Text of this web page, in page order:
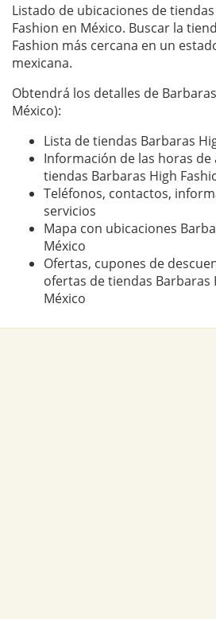
Listado de ubicaciones de
Fashion en México. Buscar la
Fashion más cercana en un
mexicana.
Obtendrá los detalles de
México):
Lista de tiendas Barbaras
Información de las horas
tiendas Barbaras High
Teléfonos, contactos,
servicios
Mapa con ubicaciones
México
Ofertas, cupones de
ofertas de tiendas Barbaras
México